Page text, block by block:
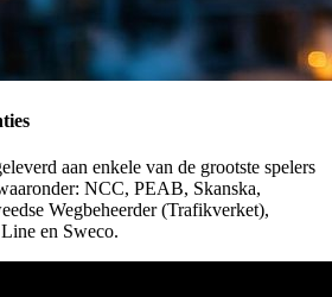
aan enkele van de grootste spelers
NCC, PEAB, Skanska,
Wegbeheerder (Trafikverket),
en Sweco.